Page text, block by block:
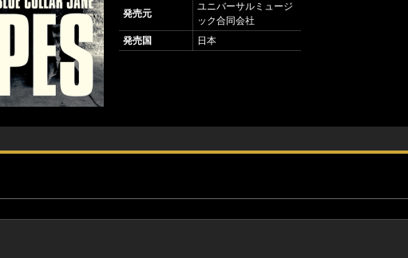
発売元
ユニバーサルミュージ
ック合同会社
発売国
日本